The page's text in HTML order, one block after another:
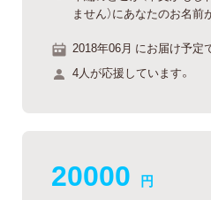
ません）にあなたのお名前
2018年06月 にお届け予定
4人が応援しています。
20000 円